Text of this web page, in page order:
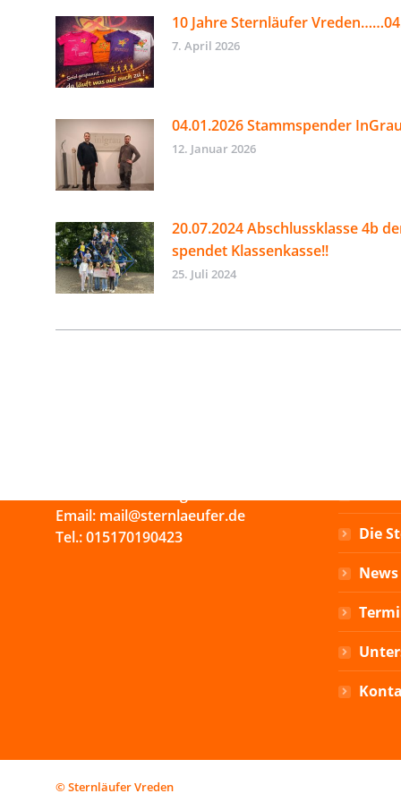
10 Jahre Sternläufer
7. April 2026
04.01.2026 Stammspender
12. Januar 2026
20.07.2024 Abschlussklasse 4b
spendet Klassenkasse!!
25. Juli 2024
Email: mail@sternlaeufer.de
Tel.: 015170190423
Die
© Sternläufer Vreden